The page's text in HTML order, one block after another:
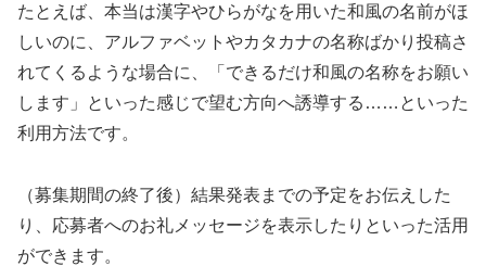
たとえば、本当は漢字やひらがなを用いた和風の名前がほ
しいのに、アルファベットやカタカナの名称ばかり投稿さ
れてくるような場合に、「できるだけ和風の名称をお願い
します」といった感じで望む方向へ誘導する……といった
利用方法です。
（募集期間の終了後）結果発表までの予定をお伝えした
り、応募者へのお礼メッセージを表示したりといった活用
ができます。